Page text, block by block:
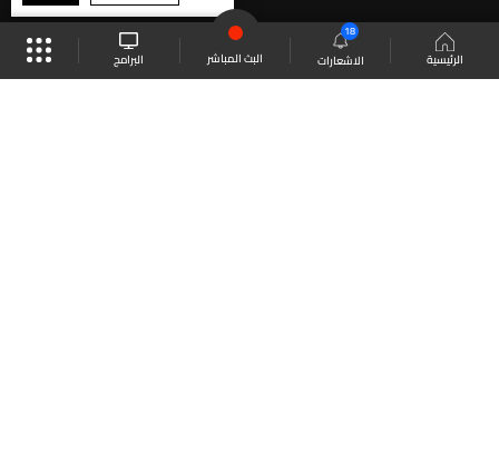
الرئيسية الاشعارات
18
البث المباشر البرامج
موقع البرامج الجدول البث المباشر